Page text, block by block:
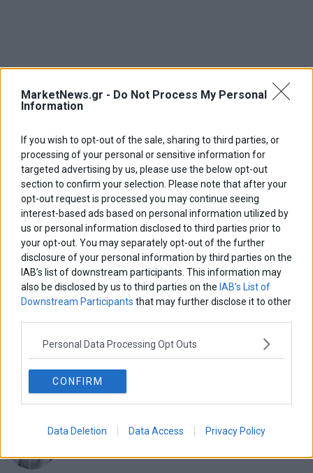
MarketNews.gr - Do Not Process My Personal
Information
If you wish to opt-out of the sale, sharing to third parties, or
processing of your personal or sensitive information for
targeted advertising by us, please use the below opt-out
section to confirm your selection. Please note that after your
opt-out request is processed you may continue seeing
interest-based ads based on personal information utilized by
us or personal information disclosed to third parties prior to
your opt-out. You may separately opt-out of the further
disclosure of your personal information by third parties on the
IAB’s list of downstream participants. This information may
also be disclosed by us to third parties on the IAB’s List of
Downstream Participants that may further disclose it to other
Personal Data Processing Opt Outs
CONFIRM
Data Deletion Data Access Privacy Policy
ΑΡΘΡΟΓΡΑΦΟΙ
Ελευθερία Κούρταλη
Οι «τιμωροί» των ομολόγων επέστρεψαν
Εύη Φραγκάκη
Η αληθινή παιδεία ξεκινά από την ψυχή…
Σταματίνα Σταματάκου
Η βία κατά των ζώων δεν αντέχει βολικές ερμηνείες
Δημήτρης Καμπουράκης
Από την αποθέωση στην καταγγελία: Η Ελλάδα πάντα
ψάχνει τον επόμενο Μεσσία
Νικόλαος Φουρτζής
MIT Sloan: Οι AI-driven επιχειρήσεις διαμορφώνουν το νέο